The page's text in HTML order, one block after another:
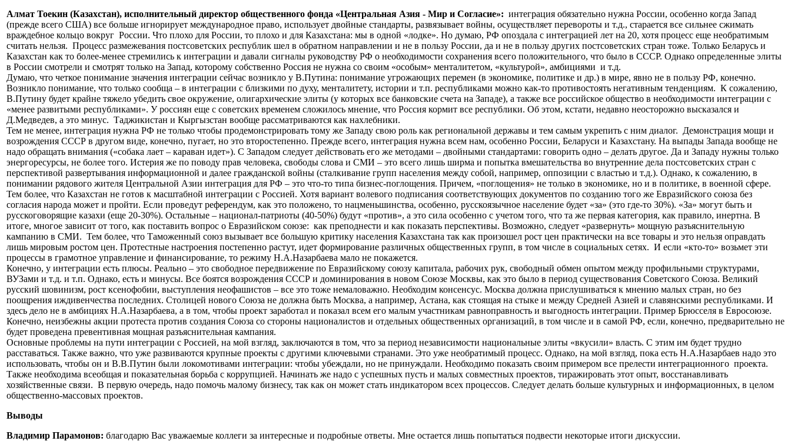
Алмат Тоекин (Казахстан), исполнительный директор общественного фонда «Центральная Азия - Мир и Согласие»: интеграция обязательно нужна России, особенно когда Запад
(прежде всего США) все больше игнорирует международное право, использует двойные стандарты, развязывает войны, осуществляет перевороты и т.д., старается все сильнее сжимать
враждебное кольцо вокруг России. Что плохо для России, то плохо и для Казахстана: мы в одной «лодке». Но думаю, РФ опоздала с интеграцией лет на 20, хотя процесс еще необратимым
считать нельзя. Процесс размежевания постсоветских республик шел в обратном направлении и не в пользу России, да и не в пользу других постсоветских стран тоже. Только Беларусь и
Казахстан как то более-менее стремились к интеграции и давали сигналы руководству РФ о необходимости сохранения всего положительного, что было в СССР. Однако определенные элиты
в России смотрели и смотрят только на Запад, которому собственно Россия не нужна со своим «особым» менталитетом, «культурой», амбициями и т.д.
Думаю, что четкое понимание значения интеграции сейчас возникло у В.Путина: понимание угрожающих перемен (в экономике, политике и др.) в мире, явно не в пользу РФ, конечно.
Возникло понимание, что только сообща – в интеграции с близкими по духу, менталитету, истории и т.п. республиками можно как-то противостоять негативным тенденциям. К сожалению,
В.Путину будет крайне тяжело убедить свое окружение, олигархические элиты (у которых все банковские счета на Западе), а также все российское общество в необходимости интеграции с
«менее развитыми республиками». У россиян еще с советских временем сложилось мнение, что Россия кормит все республики. Об этом, кстати, недавно неосторожно высказался и
Д.Медведев, а это минус. Таджикистан и Кыргызстан вообще рассматриваются как нахлебники.
Тем не менее, интеграция нужна РФ не только чтобы продемонстрировать тому же Западу свою роль как региональной державы и тем самым укрепить с ним диалог. Демонстрация мощи и
возрождения СССР в другом виде, конечно, пугает, но это второстепенно. Прежде всего, интеграция нужна всем нам, особенно России, Беларуси и Казахстану. На выпады Запада вообще не
надо обращать внимания («собака лает – караван идет»). С Западом следует действовать его же методами – двойными стандартами: говорить одно – делать другое. Да и Западу нужны только
энергоресурсы, не более того. Истерия же по поводу прав человека, свободы слова и СМИ – это всего лишь ширма и попытка вмешательства во внутренние дела постсоветских стран с
перспективой развертывания информационной и далее гражданской войны (сталкивание групп населения между собой, например, оппозиции с властью и т.д.). Однако, к сожалению, в
понимании рядового жителя Центральной Азии интеграция для РФ – это что-то типа бизнес-поглощения. Причем, «поглощения» не только в экономике, но и в политике, в военной сфере.
Тем более, что Казахстан не готов к масштабной интеграции с Россией. Хотя вариант волевого подписания соответствующих документов по созданию того же Евразийского союза без
согласия народа может и пройти. Если проведут референдум, как это положено, то нацменьшинства, особенно, русскоязычное население будет «за» (это где-то 30%). «За» могут быть и
русскоговорящие казахи (еще 20-30%). Остальные – национал-патриоты (40-50%) будут «против», а это сила особенно с учетом того, что та же первая категория, как правило, инертна. В
итоге, многое зависит от того, как поставить вопрос о Евразийском союзе: как преподнести и как показать перспективы. Возможно, следует «развернуть» мощную разъяснительную
кампанию в СМИ. Тем более, что Таможенный союз вызывает все большую критику населения Казахстана так как произошел рост цен практически на все товары и это нельзя оправдать
лишь мировым ростом цен. Протестные настроения постепенно растут, идет формирование различных общественных групп, в том числе в социальных сетях. И если «кто-то» возьмет эти
процессы в грамотное управление и финансирование, то режиму Н.А.Назарбаева мало не покажется.
Конечно, у интеграции есть плюсы. Реально – это свободное передвижение по Евразийскому союзу капитала, рабочих рук, свободный обмен опытом между профильными структурами,
ВУЗами и т.д. и т.п. Однако, есть и минусы. Все боятся возрождения СССР и доминирования в новом Союзе Москвы, как это было в период существования Советского Союза. Великий
русский шовинизм, рост ксенофобии, выступления неофашистов – все это тоже немаловажно. Необходим консенсус. Москва должна прислушиваться к мнению малых стран, но без
поощрения иждивенчества последних. Столицей нового Союза не должна быть Москва, а например, Астана, как стоящая на стыке и между Средней Азией и славянскими республиками. И
здесь дело не в амбициях Н.А.Назарбаева, а в том, чтобы проект заработал и показал всем его малым участникам равноправность и выгодность интеграции. Пример Брюсселя в Евросоюзе.
Конечно, неизбежны акции протеста против создания Союза со стороны националистов и отдельных общественных организаций, в том числе и в самой РФ, если, конечно, предварительно не
будет проведена превентивная мощная разъяснительная кампания.
Основные проблемы на пути интеграции с Россией, на мой взгляд, заключаются в том, что за период независимости национальные элиты «вкусили» власть. С этим им будет трудно
расставаться. Также важно, что уже развиваются крупные проекты с другими ключевыми странами. Это уже необратимый процесс. Однако, на мой взгляд, пока есть Н.А.Назарбаев надо это
использовать, чтобы он и В.В.Путин были локомотивами интеграции: чтобы убеждали, но не принуждали. Необходимо показать своим примером все прелести интеграционного проекта.
Также необходима всеобщая и показательная борьба с коррупцией. Начинать же надо с успешных пусть и малых совместных проектов, тиражировать этот опыт, восстанавливать
хозяйственные связи. В первую очередь, надо помочь малому бизнесу, так как он может стать индикатором всех процессов. Следует делать больше культурных и информационных, в целом
общественно-массовых проектов.
Выводы
Владимир Парамонов: благодарю Вас уважаемые коллеги за интересные и подробные ответы. Мне остается лишь попытаться подвести некоторые итоги дискуссии.